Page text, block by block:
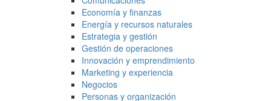
Economía y finanzas
Energía y recursos naturales
Estrategia y gestión
Gestión de operaciones
Innovación y emprendimiento
Marketing y experiencia
Negocios
Personas y organización